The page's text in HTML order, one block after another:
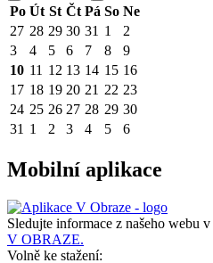
Po Út St Čt Pá So Ne
27 28 29 30 31 1
2
3
4 5 6 7 8
9
10 11 12 13 14 15 16
17 18 19 20 21 22 23
24 25 26 27 28 29 30
31 1 2 3 4 5 6
Mobilní aplikace
Sledujte informace z našeho webu v
V OBRAZE.
Volně ke stažení: